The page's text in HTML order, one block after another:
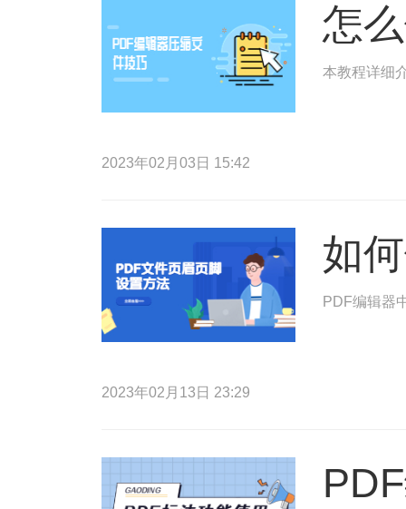
怎
本教程详细
2023年02月03日 15:42
如
PDF编辑器
2023年02月13日 23:29